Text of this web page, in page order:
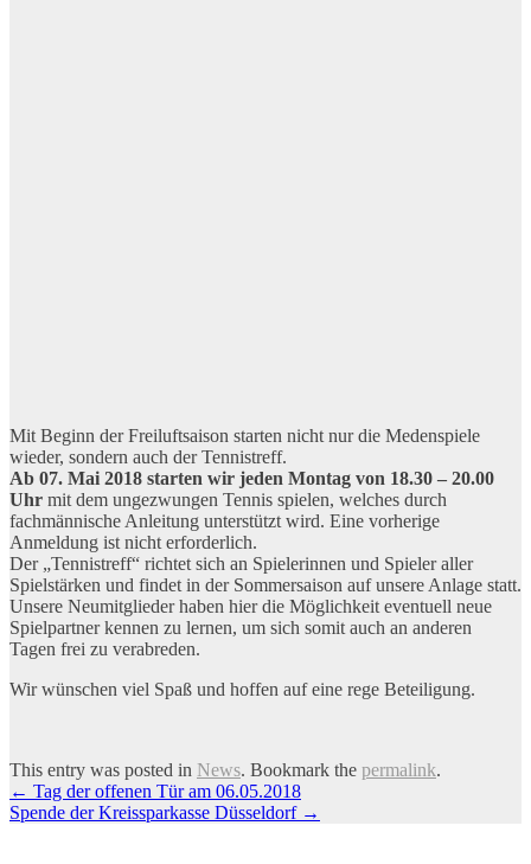
Mit Beginn der Freiluftsaison starten nicht nur die Medenspiele
wieder, sondern auch der Tennistreff.
Ab 07. Mai 2018 starten wir jeden Montag von 18.30 – 20.00
Uhr mit dem ungezwungen Tennis spielen, welches durch
fachmännische Anleitung unterstützt wird. Eine vorherige
Anmeldung ist nicht erforderlich.
Der „Tennistreff“ richtet sich an Spielerinnen und Spieler aller
Spielstärken und findet in der Sommersaison auf unsere Anlage statt.
Unsere Neumitglieder haben hier die Möglichkeit eventuell neue
Spielpartner kennen zu lernen, um sich somit auch an anderen
Tagen frei zu verabreden.
Wir wünschen viel Spaß und hoffen auf eine rege Beteiligung.
This entry was posted in News. Bookmark the permalink.
Artikel-
Navigation
← Tag der offenen Tür am 06.05.2018
Spende der Kreissparkasse Düsseldorf →